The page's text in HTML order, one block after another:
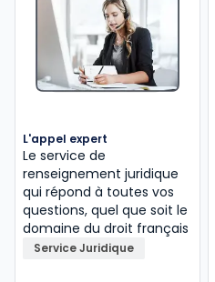
L'appel expert
Le service de
renseignement juridique
qui répond à toutes vos
questions, quel que soit le
domaine du droit français
Service Juridique